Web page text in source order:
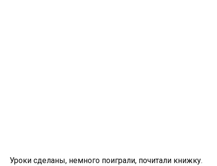
Уроки сделаны, немного поиграли, почитали книжку.